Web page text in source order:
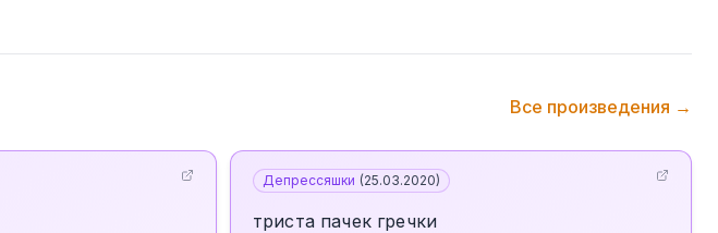
Все произведения →
Депрессяшки (25.03.2020)
триста пачек гречки